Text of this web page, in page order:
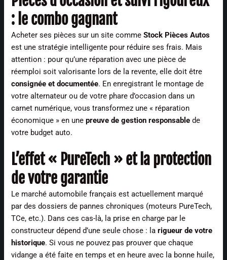
: le combo gagnant
Acheter ses pièces sur un site commeStock Pièces Autos
est une stratégie intelligente pour réduire ses frais. Mais
attention : pour qu’une réparation avec une pièce de
réemploi soit valorisante lors de la revente, elle doit être
consignée et documentée. En enregistrant le montage de
votre alternateur ou de votre phare d’occasion dans un
carnet numérique, vous transformez une « réparation
économique » en unepreuve de gestion responsable de
votre budget auto.
L’effet « PureTech » et la protection
de votre garantie
Le marché automobile français est actuellement marqué
par des dossiers de pannes chroniques (moteurs PureTech,
TCe, etc.). Dans ces cas-là, la prise en charge par le
constructeur dépend d’une seule chose : larigueur de votre
historique. Si vous ne pouvez pas prouver que chaque
vidange a été faite en temps et en heure avec la bonne huile,